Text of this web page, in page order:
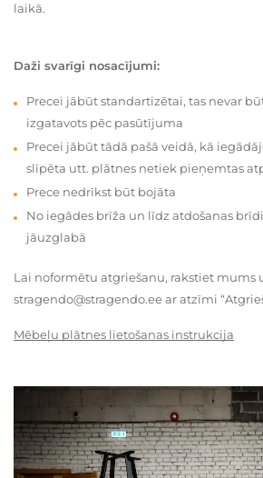
laikā.
Daži svarīgi nosacījumi:
Precei jābūt standartizētai, tas nevar
izgatavots pēc pasūtījuma
Precei jābūt tādā pašā veidā, kā
slīpēta utt. plātnes netiek pieņemtas
Prece nedrīkst būt bojāta
No iegādes brīža un līdz atdošanas
jāuzglabā
Lai noformētu atgriešanu, rakstiet mums
stragendo@stragendo.ee ar atzīmi
Mēbeļu plātnes lietošanas instrukcija